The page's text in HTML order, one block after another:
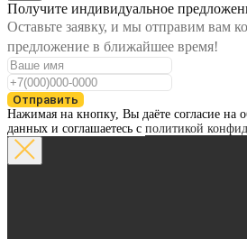
Получите индивидуальное
Оставьте заявку, и мы отправим вам
предложение в ближайшее время!
Отправить
Нажимая на кнопку, Вы даёте согласие на
данных и соглашаетесь с политикой